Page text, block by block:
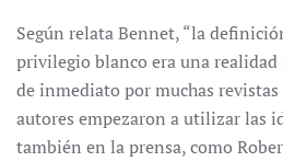
Según relata Bennet, “la
privilegio blanco era una realidad
de inmediato por muchas
autores empezaron a utilizar las
también en la prensa, como